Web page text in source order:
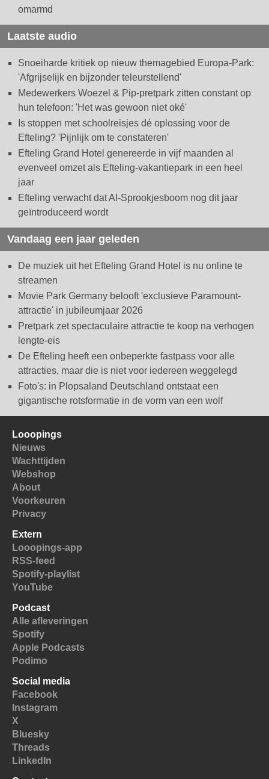
omarmd
Laatste audio
Snoeiharde kritiek op nieuw themagebied Europa-Park:
'Afgrijselijk en bijzonder teleurstellend'
Medewerkers Woezel & Pip-pretpark zitten constant op
hun telefoon: 'Het was gewoon niet oké'
Is stoppen met schoolreisjes dé oplossing voor de
Efteling? 'Pijnlijk om te constateren'
Efteling Grand Hotel genereerde in vijf maanden al
evenveel omzet als Efteling-vakantiepark in een heel
jaar
Efteling verwacht dat AI-Sprookjesboom nog dit jaar
geïntroduceerd wordt
Vandaag een jaar geleden
De muziek uit het Efteling Grand Hotel is nu online te
streamen
Movie Park Germany belooft 'exclusieve Paramount-
attractie' in jubileumjaar 2026
Pretpark zet spectaculaire attractie te koop na verhogen
lengte-eis
De Efteling heeft een onbeperkte fastpass voor alle
attracties, maar die is niet voor iedereen weggelegd
Foto's: in Plopsaland Deutschland ontstaat een
gigantische rotsformatie in de vorm van een wolf
Looopings
Nieuws
Wachttijden
Webshop
About
Voorkeuren
Privacy
Extern
Looopings-app
RSS-feed
Spotify-playlist
YouTube
Podcast
Alle afleveringen
Spotify
Apple Podcasts
Podimo
Social media
Facebook
Instagram
X
Bluesky
Threads
LinkedIn